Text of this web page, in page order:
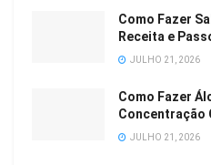
Como Fazer
Receita e
JULHO 21, 2026
Como Fazer
Concentração
JULHO 21, 2026